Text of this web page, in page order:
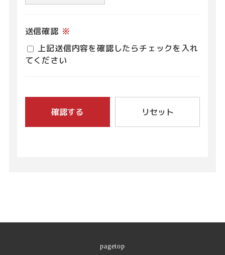
送信確認 ※
上記送信内容を確認したらチェックを入れ
てください
確認する リセット
pagetop